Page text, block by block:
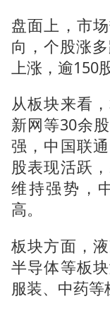
盘面上，市
向，个股涨
上涨，逾150
从板块来看
新网等30余股
强，中国联
股表现活跃
维持强势，
高。
板块方面，
半导体等板
服装、中药等